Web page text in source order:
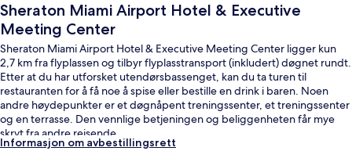
Sheraton Miami Airport Hotel & Executive
Meeting Center
Sheraton Miami Airport Hotel & Executive Meeting Center ligger kun
2,7 km fra flyplassen og tilbyr flyplasstransport (inkludert) døgnet rundt.
Etter at du har utforsket utendørsbassenget, kan du ta turen til
restauranten for å få noe å spise eller bestille en drink i baren. Noen
andre høydepunkter er et døgnåpent treningssenter, et treningssenter
og en terrasse. Den vennlige betjeningen og beliggenheten får mye
skryt fra andre reisende.
Informasjon om avbestillingsrett